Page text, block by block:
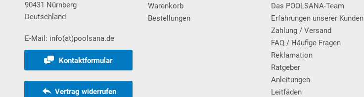
90431 Nürnberg
Deutschland
E-Mail: info(at)poolsana.de
Kontaktformular
Vertrag widerrufen
Warenkorb
Bestellungen
Das POOLSANA-Team
Erfahrungen unserer Kunden
Zahlung / Versand
FAQ / Häufige Fragen
Reklamation
Ratgeber
Anleitungen
Leitfäden